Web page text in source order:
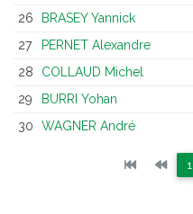
26
BRASEY Yannick
27
PERNET Alexandre
28
COLLAUD Michel
29
BURRI Yohan
30
WAGNER André
1